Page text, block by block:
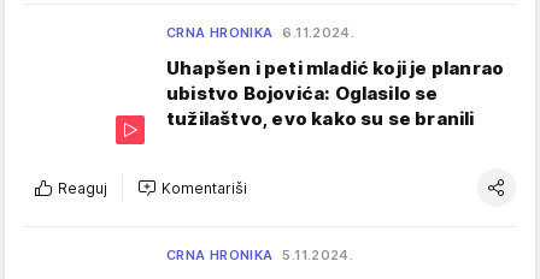
CRNA HRONIKA 6.11.2024.
Uhapšen i peti mladić koji je planrao
ubistvo Bojovića: Oglasilo se
tužilaštvo, evo kako su se branili
Reaguj Komentariši
CRNA HRONIKA 5.11.2024.